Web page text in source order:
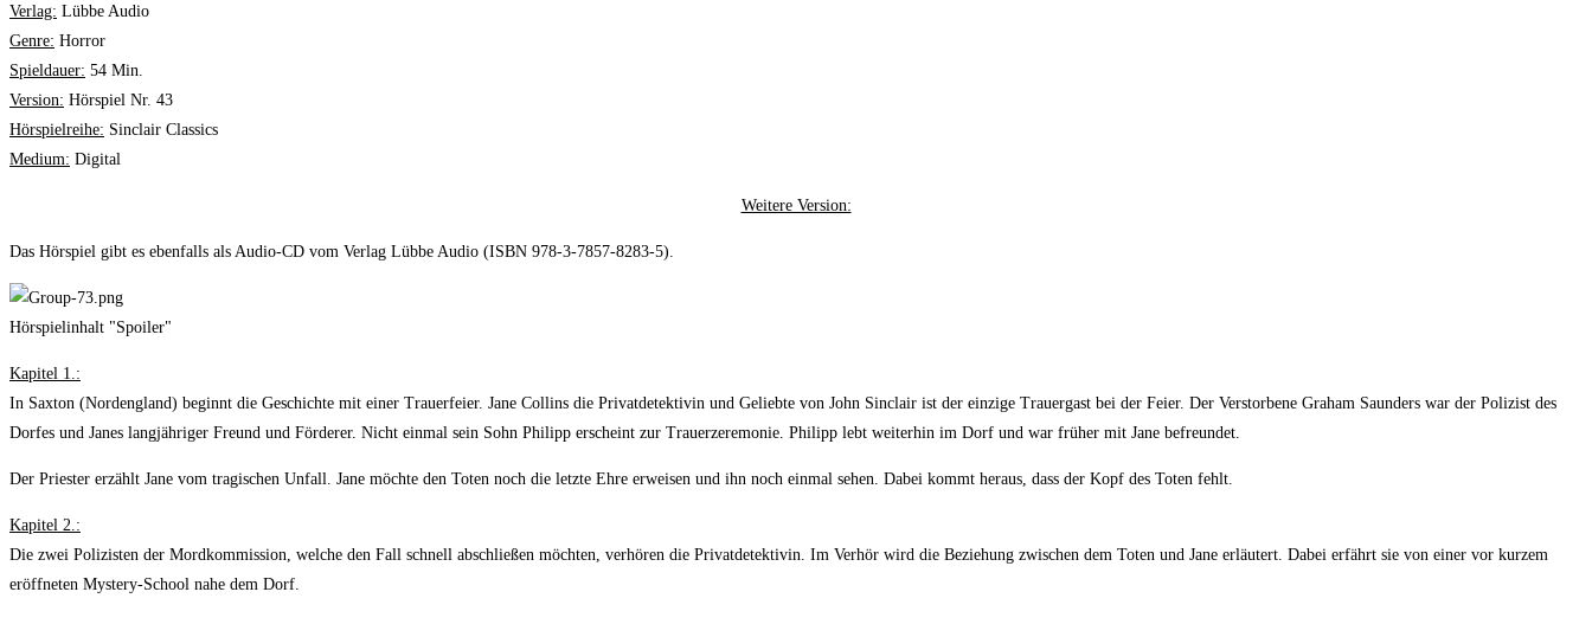
Verlag: Lübbe Audio
Genre: Horror
Spieldauer: 54 Min.
Version: Hörspiel Nr. 43
Hörspielreihe: Sinclair Classics
Medium: Digital
Weitere Version:
Das Hörspiel gibt es ebenfalls als Audio-CD vom Verlag Lübbe Audio (ISBN 978-3-7857-8283-5).
Hörspielinhalt "Spoiler"
Kapitel 1.:
In Saxton (Nordengland) beginnt die Geschichte mit einer Trauerfeier. Jane Collins die Privatdetektivin und Geliebte von John Sinclair ist der einzige Trauergast bei der Feier. Der Verstorbene Graham Saunders war der Polizist des
Dorfes und Janes langjähriger Freund und Förderer. Nicht einmal sein Sohn Philipp erscheint zur Trauerzeremonie. Philipp lebt weiterhin im Dorf und war früher mit Jane befreundet.
Der Priester erzählt Jane vom tragischen Unfall. Jane möchte den Toten noch die letzte Ehre erweisen und ihn noch einmal sehen. Dabei kommt heraus, dass der Kopf des Toten fehlt.
Kapitel 2.:
Die zwei Polizisten der Mordkommission, welche den Fall schnell abschließen möchten, verhören die Privatdetektivin. Im Verhör wird die Beziehung zwischen dem Toten und Jane erläutert. Dabei erfährt sie von einer vor kurzem
eröffneten Mystery-School nahe dem Dorf.